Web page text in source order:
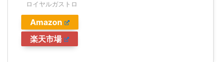
ロイヤルガストロ
Amazon
楽天市場